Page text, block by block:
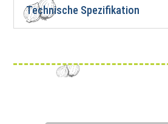
Technische Spezifikation